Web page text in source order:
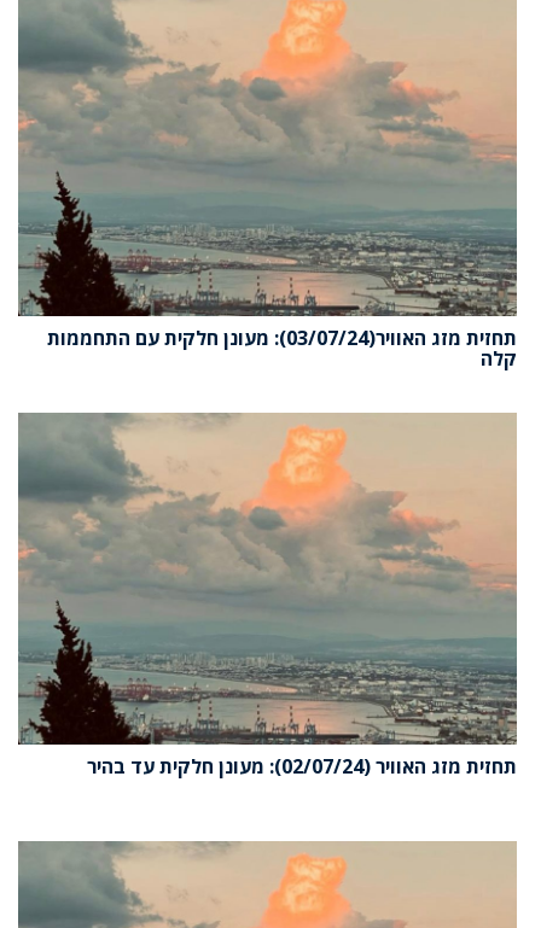
תחזית מזג האוויר(03/07/24): מעונן חלקית עם התחממות
קלה
תחזית מזג האוויר (02/07/24): מעונן חלקית עד בהיר